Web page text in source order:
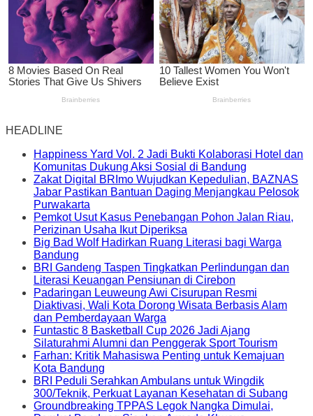
HEADLINE
Happiness Yard Vol. 2 Jadi Bukti Kolaborasi Hotel dan
Komunitas Dukung Aksi Sosial di Bandung
Zakat Digital BRImo Wujudkan Kepedulian, BAZNAS
Jabar Pastikan Bantuan Daging Menjangkau Pelosok
Purwakarta
Pemkot Usut Kasus Penebangan Pohon Jalan Riau,
Perizinan Usaha Ikut Diperiksa
Big Bad Wolf Hadirkan Ruang Literasi bagi Warga
Bandung
BRI Gandeng Taspen Tingkatkan Perlindungan dan
Literasi Keuangan Pensiunan di Cirebon
Padaringan Leuweung Awi Cisurupan Resmi
Diaktivasi, Wali Kota Dorong Wisata Berbasis Alam
dan Pemberdayaan Warga
Funtastic 8 Basketball Cup 2026 Jadi Ajang
Silaturahmi Alumni dan Penggerak Sport Tourism
Farhan: Kritik Mahasiswa Penting untuk Kemajuan
Kota Bandung
BRI Peduli Serahkan Ambulans untuk Wingdik
300/Teknik, Perkuat Layanan Kesehatan di Subang
Groundbreaking TPPAS Legok Nangka Dimulai,